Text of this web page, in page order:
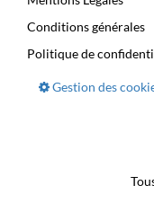
Conditions générales
Politique de
Gestion des